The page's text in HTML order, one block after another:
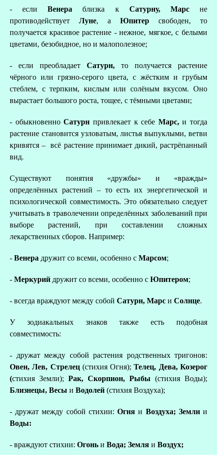
- еслиВенераблизка к Сатурну, Марсне
противодействует Луне, а Юпитер свободен, то
получается красивое растение - нежное, мягкое, с белыми
цветами, безобидное, но и малополезное;
- если преобладает Сатурн, то получается растение
чёрного или грязно-серого цвета, с жёстким и грубым
стеблем, с терпким, кислым или солёным вкусом. Оно
вырастает большого роста, тощее, с тёмными цветами;
- обыкновенноСатурн привлекает к себе Марс,и тогда
растение становится узловатым, листья выпуклыми, ветви
кривятся – всё растение принимает дикий, растрёпанный
вид.
Существуют понятия «дружбы» и «вражды»
определённых растений – то есть их энергетической и
психологической совместимость. Это обязательно следует
учитывать в траволечении определённых заболеваний при
выборе растений, при составлении сложных
лекарственных сборов. Например:
- Венера дружит со всеми, особенно с Марсом;
- Меркурий дружит со всеми, особенно с Юпитером;
- всегда враждуют между собой Сатурн, Марс и Солнце.
У зодиакальных знаков также есть подобная
совместимость:
- дружат между собой растения родственных тригонов:
Овен, Лев, Стрелец (стихия Огня);Телец, Дева, Козерог
(стихия Земли); Рак, Скорпион, Рыбы (стихия Воды);
Близнецы, Весы и Водолей (стихия Воздуха);
- дружат между собой стихии:Огняи Воздуха; Землии
Воды:
- враждуют стихии: Огонь и Вода; Земля и Воздух;